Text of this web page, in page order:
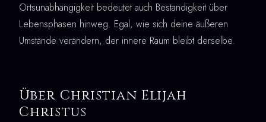
Ortsunabhängigkeit bedeutet auch Beständigkeit über
Lebensphasen hinweg. Egal, wie sich deine äußeren
Umstände verändern, der innere Raum bleibt derselbe.
Über Christian Elijah
Christus